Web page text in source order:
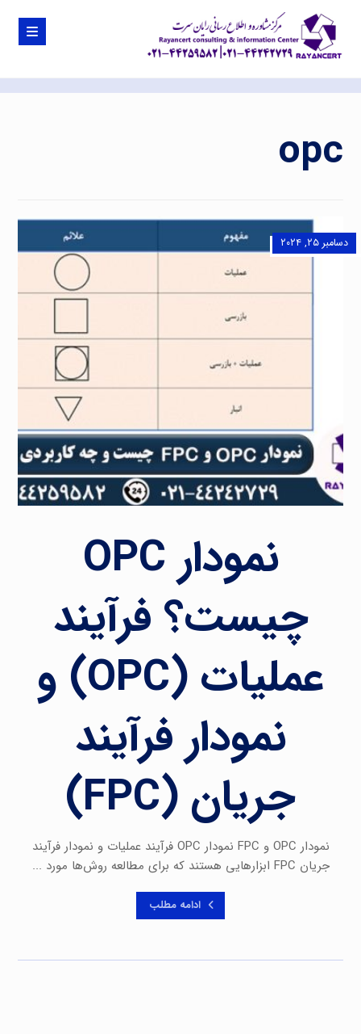
opc
نمودار OPC
چیست؟ فرآیند
عملیات (OPC) و
نمودار فرآیند
جریان (FPC)
دسامبر ۲۵, ۲۰۲۴
نمودار OPC و FPC نمودار OPC فرآیند عملیات و نمودار فرآیند
جریان FPC ابزارهایی هستند که برای مطالعه روش‌ها مورد ...
ادامه مطلب